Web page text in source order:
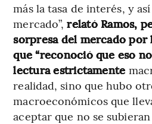
más la tasa de interés, y
mercado”,relató Ramos,
sorpresa del mercado por
que “reconoció que eso
lectura estrictamente
realidad, sino que hubo
macroeconómicos que
aceptar que no se subieran